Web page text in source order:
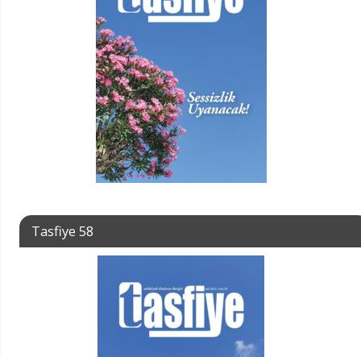
Tasfiye 58